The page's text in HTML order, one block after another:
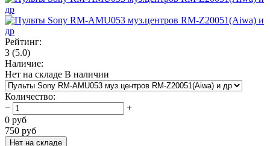
Рейтинг:
3 (5.0)
Наличие:
Нет на складе В наличии
Количество:
−
+
0 руб
750 руб
Нет на складе